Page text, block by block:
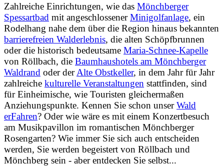
Zahlreiche Einrichtungen, wie das Mönchberger
Spessartbad mit angeschlossenerMinigolfanlage, ein
Rodelhang nahe dem über die Region hinaus bekannten
barrierefreien Walderlebnis, die alten Schöpfbrunnen
oder die historisch bedeutsame Maria-Schnee-Kapelle
von Röllbach, die Baumhaushotels am Mönchberger
Waldrand oder derAlte Obstkeller, in dem Jahr für Jahr
zahlreiche kulturelle Veranstaltungen stattfinden, sind
für Einheimische, wie Touristen gleichermaßen
Anziehungspunkte. Kennen Sie schon unserWald
erFahren? Oder wie wäre es mit einem Konzertbesuch
am Musikpavillon im romantischen Mönchberger
Rosengarten? Wie immer Sie sich auch entscheiden
werden, Sie werden begeistert von Röllbach und
Mönchberg sein - aber entdecken Sie selbst...